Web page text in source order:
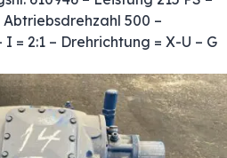
500 –
= 2:1 – Drehrichtung = X-U – G